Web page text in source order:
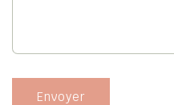
e
d
Envoyer